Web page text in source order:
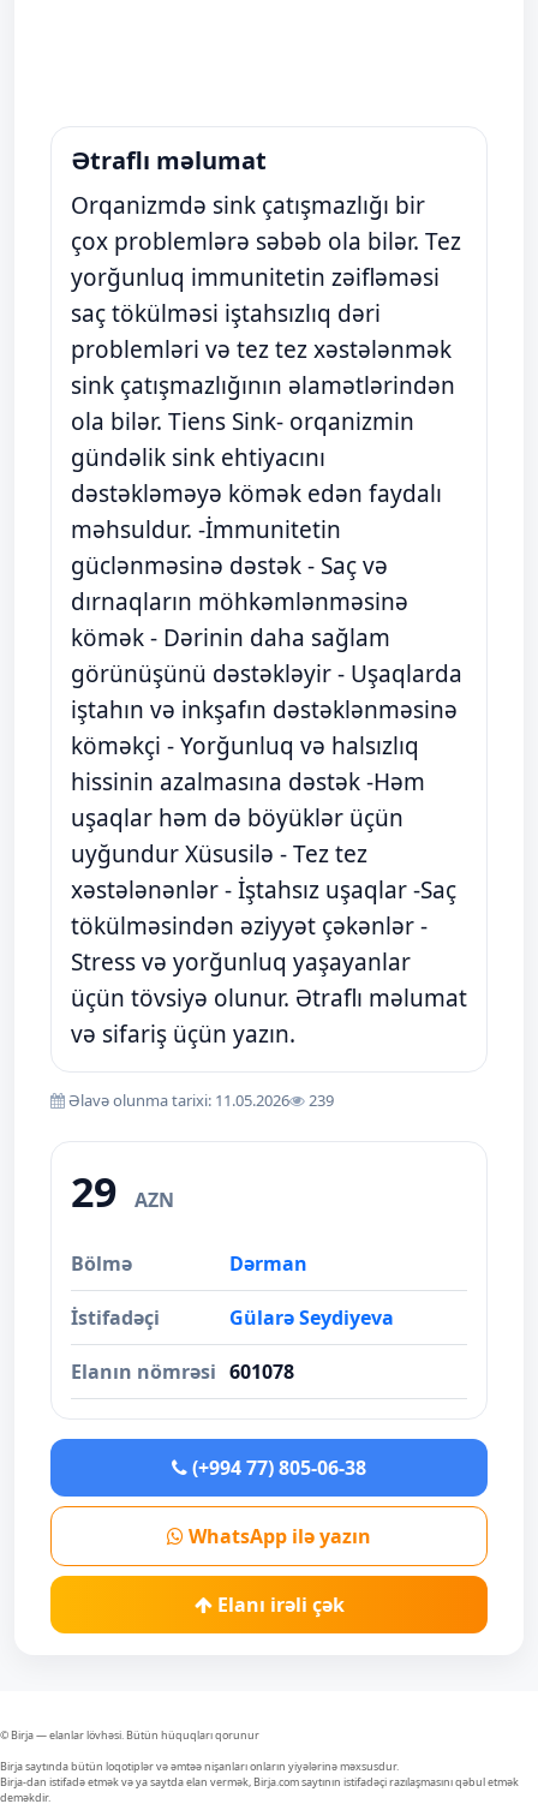
Ətraflı məlumat
Orqanizmdə sink çatışmazlığı bir
çox problemlərə səbəb ola bilər. Tez
yorğunluq immunitetin zəifləməsi
saç tökülməsi iştahsızlıq dəri
problemləri və tez tez xəstələnmək
sink çatışmazlığının əlamətlərindən
ola bilər. Tiens Sink- orqanizmin
gündəlik sink ehtiyacını
dəstəkləməyə kömək edən faydalı
məhsuldur. -İmmunitetin
güclənməsinə dəstək - Saç və
dırnaqların möhkəmlənməsinə
kömək - Dərinin daha sağlam
görünüşünü dəstəkləyir - Uşaqlarda
iştahın və inkşafın dəstəklənməsinə
köməkçi - Yorğunluq və halsızlıq
hissinin azalmasına dəstək -Həm
uşaqlar həm də böyüklər üçün
uyğundur Xüsusilə - Tez tez
xəstələnənlər - İştahsız uşaqlar -Saç
tökülməsindən əziyyət çəkənlər -
Stress və yorğunluq yaşayanlar
üçün tövsiyə olunur. Ətraflı məlumat
və sifariş üçün yazın.
Əlavə olunma tarixi: 11.05.2026 239
29 AZN
Bölmə Dərman
İstifadəçi Gülarə Seydiyeva
Elanın nömrəsi 601078
(+994 77) 805-06-38
WhatsApp ilə yazın
Elanı irəli çək
© Birja — elanlar lövhəsi. Bütün hüquqları qorunur
Birja saytında bütün loqotiplər və əmtəə nişanları onların yiyələrinə məxsusdur.
Birja-dan istifadə etmək və ya saytda elan vermək, Birja.com saytının istifadəçi razılaşmasını qəbul etmək
deməkdir.